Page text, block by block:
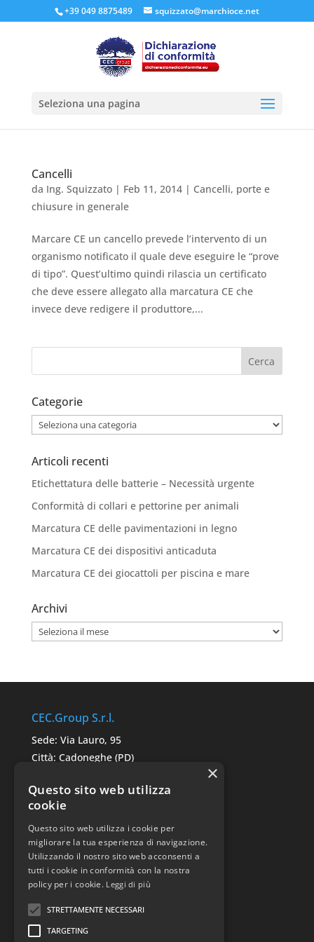
+39 049 8875489 squizzato@marchioce.net
Seleziona una pagina
Cancelli
da Ing. Squizzato| Feb 11, 2014| Cancelli, porte e
chiusure in generale
Marcare CE un cancello prevede l’intervento di un
organismo notificato il quale deve eseguire le “prove
di tipo”. Quest’ultimo quindi rilascia un certificato
che deve essere allegato alla marcatura CE che
invece deve redigere il produttore,...
Categorie
Categorie
Articoli recenti
Etichettatura delle batterie – Necessità urgente
Conformità di collari e pettorine per animali
Marcatura CE delle pavimentazioni in legno
Marcatura CE dei dispositivi anticaduta
Marcatura CE dei giocattoli per piscina e mare
Archivi
Archivi
CEC.Group S.r.l.
Sede: Via Lauro, 95
Città: Cadoneghe (PD)
P.IVA: 05291680287
Link Utili
Sitemap
Privacy Police
×
Questo sito web utilizza
cookie
Questo sito web utilizza i cookie per
migliorare la tua esperienza di navigazione.
Utilizzando il nostro sito web acconsenti a
tutti i cookie in conformità con la nostra
policy per i cookie. Leggi di più
STRETTAMENTE NECESSARI
TARGETING